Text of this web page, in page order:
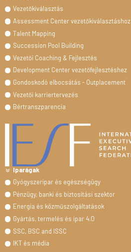
Vezetőkiválasztás
Assessment Center vezetőkiválasztáshoz
Talent Mapping
Succession Pool Building
Vezetői Coaching & Fejlesztés
Development Center vezetőfejlesztéshez
Gondoskodó elbocsátás - Outplacement
Vezetői karriertervezés
Bértranszparencia
Iparágak
Gyógyszeripar és egészségügy
Pénzügy, banki és biztosítási szektor
Energia és közműszolgáltatások
Gyártás, termelés és ipar 4.0
SSC, BSC and ISSC
IKT és média